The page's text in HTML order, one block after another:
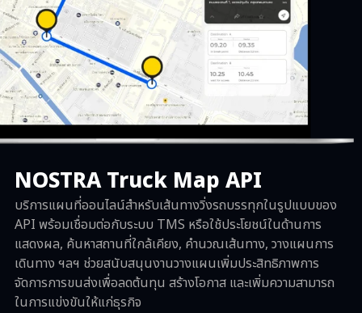
NOSTRA Truck Map API
บริการแผนที่ออนไลน์สำหรับเส้นทางวิ่งรถบรรทุกในรูปแบบของ
API พร้อมเชื่อมต่อกับระบบ TMS หรือใช้ประโยชน์ในด้านการ
แสดงผล, ค้นหาสถานที่ใกล้เคียง, คำนวณเส้นทาง, วางแผนการ
เดินทาง ฯลฯ ช่วยสนับสนุนงานวางแผนเพิ่มประสิทธิภาพการ
จัดการการขนส่งเพื่อลดต้นทุน สร้างโอกาส และเพิ่มความสามารถ
ในการแข่งขันให้แก่ธุรกิจ